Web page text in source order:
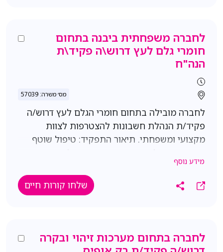
דיסקרטיות ואמון
לחברה משפחתית ביבנה בתחום
חומרי גלם לעץ דרוש\ה פקיד\ת
הנה"ח
מס׳ משרה: 57039
לחברה מובילה בתחום חומרי הגלם לעץ דרוש/ה
פקיד/ת הנהלת חשבונות להצטרפות לצוות
מקצועי ומשפחתי. תיאור התפקיד: טיפול שוטף
ולקוחות. הפקת חשבוניות, קבלות וזיכויים.
התאמות, תיוקים ומשימות אדמיניסטרטיביות
בתחום הכספים. עבודה שוטפת מול ממשקים
בהתאם לניסיון נא לציין ציפיות שכר קליטה ישירה
לחברה! דרישות: חובה ניסיון או רקע בתחום
מידע נוסף
שלחו קורות חיים
לחברה בתחום מערכות זיהוי ובקרה